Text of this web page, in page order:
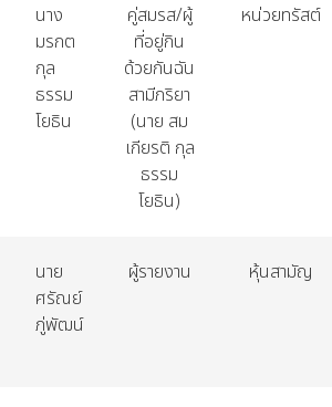
นาง
มรกต
กุล
ธรรม
โยธิน
คู่สมรส/ผู้
ที่อยู่กิน
ด้วยกันฉัน
สามีภริยา
(นาย สม
เกียรติ กุล
ธรรม
โยธิน)
หน่วยทรัสต์
นาย
ศรัณย์
ภู่พัฒน์
ผู้รายงาน หุ้นสามัญ